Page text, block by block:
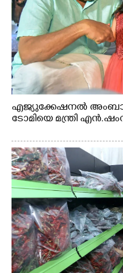
എജ്യുക്കേഷനൽ
ടോമിയെ മന്ത്രി